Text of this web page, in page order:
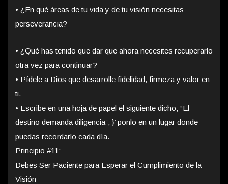
• ¿En qué áreas de tu vida y de tu visión necesitas
perseverancia?
• ¿Qué has tenido que dar que ahora necesites recuperarlo
otra vez para continuar?
• Pídele a Dios que desarrolle fidelidad, firmeza y valor en
ti.
• Escribe en una hoja de papel el siguiente dicho, “El
destino demanda diligencia”, }’ ponlo en un lugar donde
puedas recordarlo cada día.
Principio #11:
Debes Ser Paciente para Esperar el Cumplimiento de la
Visión